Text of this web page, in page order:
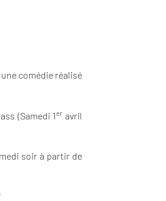
une comédie réalisé
(Samedi 1er avril
soir à partir de